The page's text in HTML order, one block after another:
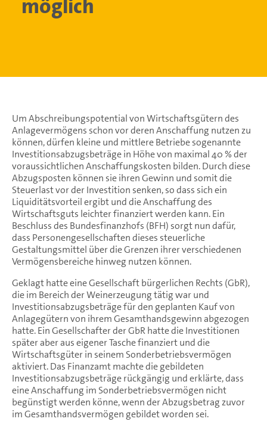
möglich
Um Abschreibungspotential von Wirtschaftsgütern des
Anlagevermögens schon vor deren Anschaffung nutzen zu
können, dürfen kleine und mittlere Betriebe sogenannte
Investitionsabzugsbeträge in Höhe von maximal 40 % der
voraussichtlichen Anschaffungskosten bilden. Durch diese
Abzugsposten können sie ihren Gewinn und somit die
Steuerlast vor der Investition senken, so dass sich ein
Liquiditätsvorteil ergibt und die Anschaffung des
Wirtschaftsguts leichter finanziert werden kann. Ein
Beschluss des Bundesfinanzhofs (BFH) sorgt nun dafür,
dass Personengesellschaften dieses steuerliche
Gestaltungsmittel über die Grenzen ihrer verschiedenen
Vermögensbereiche hinweg nutzen können.
Geklagt hatte eine Gesellschaft bürgerlichen Rechts (GbR),
die im Bereich der Weinerzeugung tätig war und
Investitionsabzugsbeträge für den geplanten Kauf von
Anlagegütern von ihrem Gesamthandsgewinn abgezogen
hatte. Ein Gesellschafter der GbR hatte die Investitionen
später aber aus eigener Tasche finanziert und die
Wirtschaftsgüter in seinem Sonderbetriebsvermögen
aktiviert. Das Finanzamt machte die gebildeten
Investitionsabzugsbeträge rückgängig und erklärte, dass
eine Anschaffung im Sonderbetriebsvermögen nicht
begünstigt werden könne, wenn der Abzugsbetrag zuvor
im Gesamthandsvermögen gebildet worden sei.